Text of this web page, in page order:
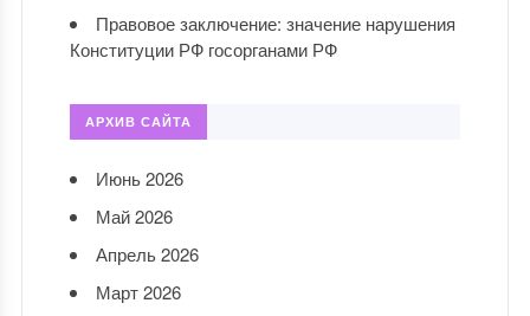
Правовое заключение: значение нарушения
Конституции РФ госорганами РФ
АРХИВ САЙТА
Июнь 2026
Май 2026
Апрель 2026
Март 2026